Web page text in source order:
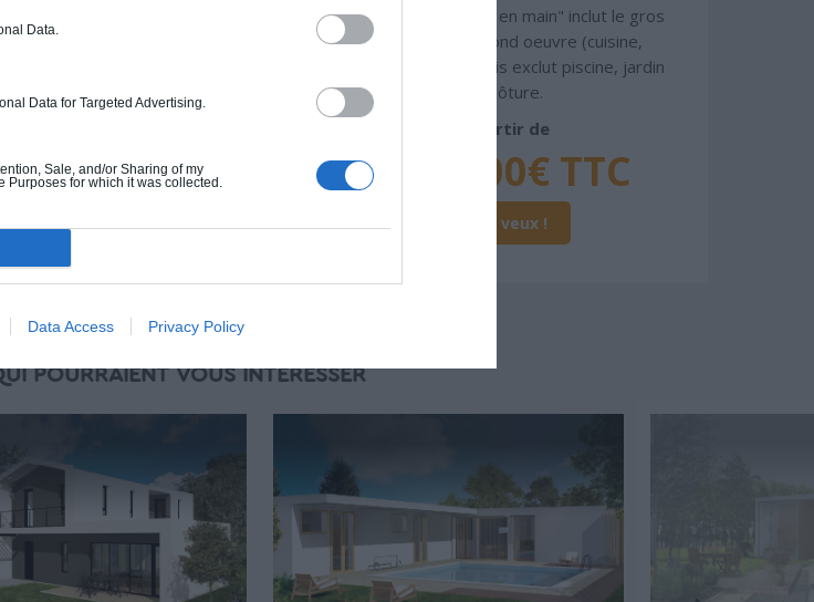
Data.
Data for Targeted Advertising.
Sale, and/or Sharing of my
Purposes for which it was collected.
Data Access Privacy Policy
le second oeuvre (cuisine,
000€ TTC
gamme. Le prix "clé en main" inclut le gros
oeuvre et le second oeuvre (cuisine,
peinture, sols...), mais exclut piscine, jardin
et clôture.
À partir de
378 000€ TTC
Je la veux !
POURRAIENT VOUS INTÉRESSER